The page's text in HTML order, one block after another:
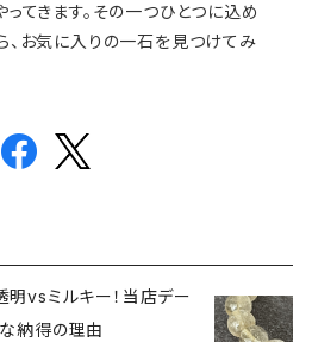
てきます。その一つひとつに込め
、お気に入りの一石を見つけてみ
明vsミルキー！当店デー
な納得の理由